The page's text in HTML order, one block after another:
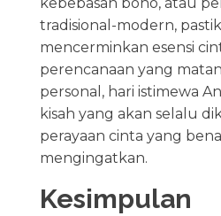
tradisional-modern,
mencerminkan esensi
perencanaan yang
personal, hari istimewa
kisah yang akan selalu
perayaan cinta yang
mengingatkan.
Kesimpulan